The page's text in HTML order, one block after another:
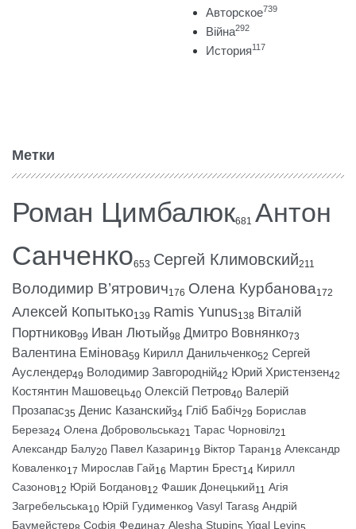
Авторское739
Війна292
История117
Метки
Роман Цимбалюк681 Антон
Санченко653 Сергей Климовский211
Володимир В’ятрович176 Олена Курбанова172
Алексей Копытько139 Ramis Yunus138 Віталій
Портников99 Иван Лютый98 Дмитро Вовнянко73
Валентина Емінова59 Кирилл Данильченко52 Сергей
Ауслендер49 Володимир Завгородній42 Юрий Христензен42
Костянтин Машовець40 Олексій Петров40 Валерій
Прозапас35 Денис Казанский34 Гліб Бабіч29 Борислав
Береза24 Олена Добровольська21 Тарас Чорновіл21
Александр Балу20 Павел Казарин19 Віктор Таран18 Александр
Коваленко17 Мирослав Гай16 Мартин Брест14 Кирилл
Сазонов12 Юрій Богданов12 Фашик Донецький11 Агія
Загребельська10 Юрій Гудименко9 Vasyl Taras8 Андрій
Баумейстер
Софія Федина Alesha Stupin Yigal Levin